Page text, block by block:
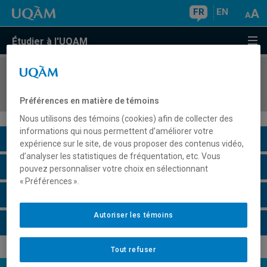
FR EN
Étudier à l'UQAM
COURS//
Description du cours
Horaire - Été 2026
Préférences en matière de témoins
Nous utilisons des témoins (cookies) afin de collecter des
informations qui nous permettent d’améliorer votre
expérience sur le site, de vous proposer des contenus vidéo,
d’analyser les statistiques de fréquentation, etc. Vous
pouvez personnaliser votre choix en sélectionnant
« Préférences ».
Tout refuser
Autoriser les témoins